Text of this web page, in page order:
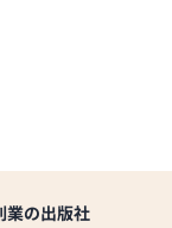
業の出版社